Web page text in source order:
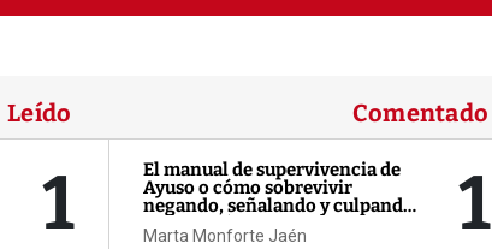
Leído Comentado
1
El manual de supervivencia de
Ayuso o cómo sobrevivir
negando, señalando y culpando
a los demás
Marta Monforte Jaén 1